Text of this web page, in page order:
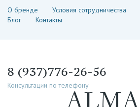
О бренде Условия сотрудничества
Блог
Контакты
8 (937)776-26-56
Консультации по телефону